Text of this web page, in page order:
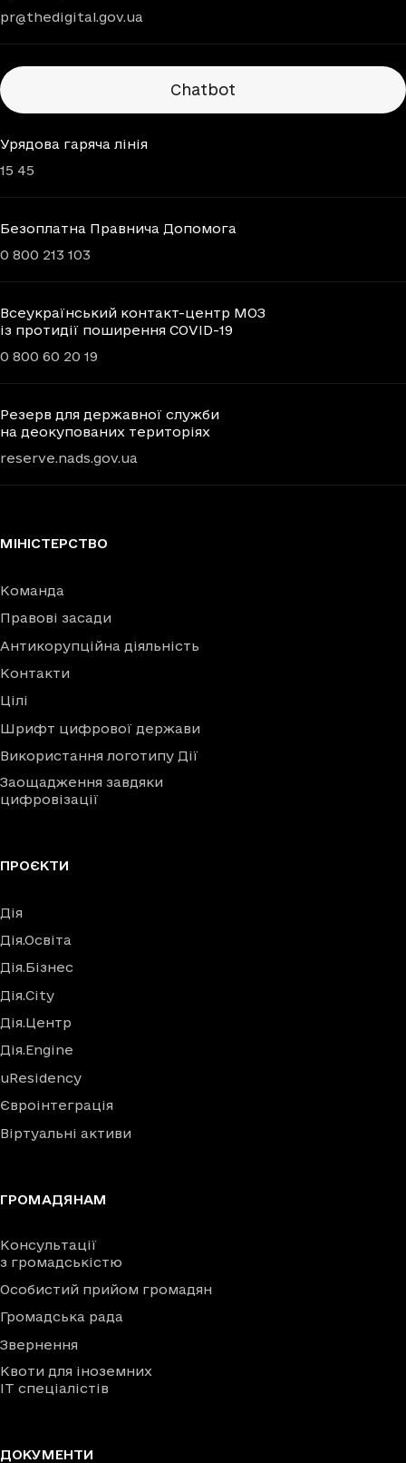
pr@thedigital.gov.ua
Chatbots
Chatbot
Урядова гаряча лінія
15 45
Безоплатна Правнича Допомога
0 800 213 103
Всеукраїнський контакт-центр МОЗ
із протидії поширення COVID-19
0 800 60 20 19
Резерв для державної служби
на деокупованих територіях
reserve.nads.gov.ua
МІНІСТЕРСТВО
Команда
Правові засади
Антикорупційна діяльність
Контакти
Цілі
Шрифт цифрової держави
Використання логотипу Дії
Заощадження завдяки
цифровізації
ПРОЄКТИ
Дія
Дія.Освіта
Дія.Бізнес
Дія.City
Дія.Центр
Дія.Engine
uResidency
Євроінтеграція
Віртуальні активи
ГРОМАДЯНАМ
Консультації
з громадськістю
Особистий прийом громадян
Громадська рада
Звернення
Квоти для іноземних
IT спеціалістів
ДОКУМЕНТИ